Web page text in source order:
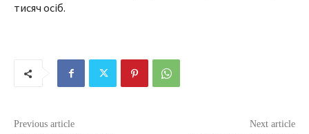
тисяч осіб.
Previous article Next article